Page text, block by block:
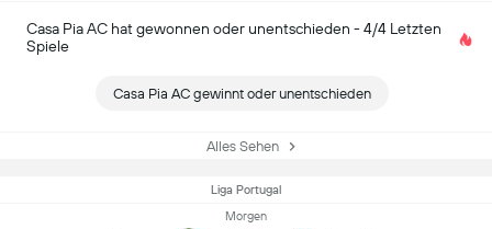
Casa Pia AC hat gewonnen oder unentschieden - 4/4 Letzten
Spiele
Casa Pia AC gewinnt oder unentschieden
Alles Sehen
Liga Portugal
Morgen